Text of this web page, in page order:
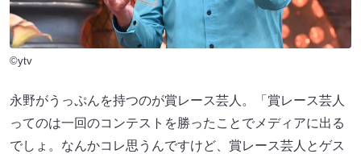
©ytv
永野がうっぷんを持つのが賞レース芸人。「賞レース芸人
ってのは一回のコンテストを勝ったことでメディアに出る
でしょ。なんかコレ思うんですけど、賞レース芸人とゲス